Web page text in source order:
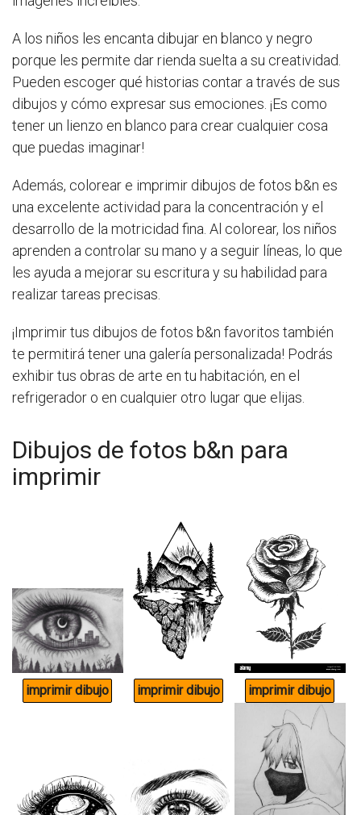
A los niños les encanta dibujar en blanco y negro
porque les permite dar rienda suelta a su creatividad.
Pueden escoger qué historias contar a través de sus
dibujos y cómo expresar sus emociones. ¡Es como
tener un lienzo en blanco para crear cualquier cosa
que puedas imaginar!
Además, colorear e imprimir dibujos de fotos b&n es
una excelente actividad para la concentración y el
desarrollo de la motricidad fina. Al colorear, los niños
aprenden a controlar su mano y a seguir líneas, lo que
les ayuda a mejorar su escritura y su habilidad para
realizar tareas precisas.
¡Imprimir tus dibujos de fotos b&n favoritos también
te permitirá tener una galería personalizada! Podrás
exhibir tus obras de arte en tu habitación, en el
refrigerador o en cualquier otro lugar que elijas.
Dibujos de fotos b&n para
imprimir